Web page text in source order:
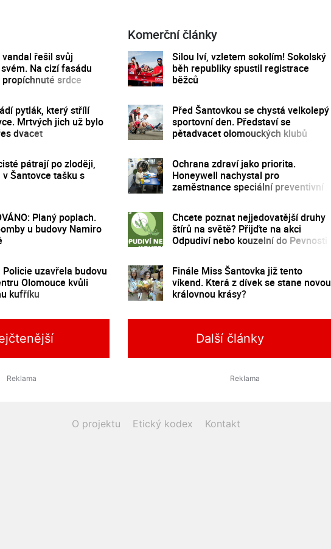
řešil svůj
Na cizí fasádu
srdce
pytlák, který střílí
Mrtvých jich už bylo
dvacet
pátrají po zloději,
Šantovce tašku s
Planý poplach.
u budovy Namiro
Policie uzavřela budovu
Olomouce kvůli
kufříku
Komerční články
Silou lví, vzletem sokolím! Sokolský
běh republiky spustil registrace
běžců
Před Šantovkou se chystá velkolepý
sportovní den. Představí se
pětadvacet olomouckých klubů
Ochrana zdraví jako priorita.
Honeywell nachystal pro
zaměstnance speciální preventivní
Chcete poznat nejjedovatější druhy
štírů na světě? Přijďte na akci
Odpudiví nebo kouzelní do Pevnosti
Finále Miss Šantovka již tento
víkend. Která z dívek se stane novou
královnou krásy?
Další články
O projektu Etický kodex Kontakt